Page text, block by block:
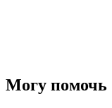
Могу помочь